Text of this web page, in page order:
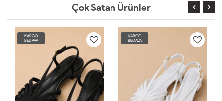
Çok Satan Ürünler
KARGO
BEDAVA
KARGO
BEDAVA